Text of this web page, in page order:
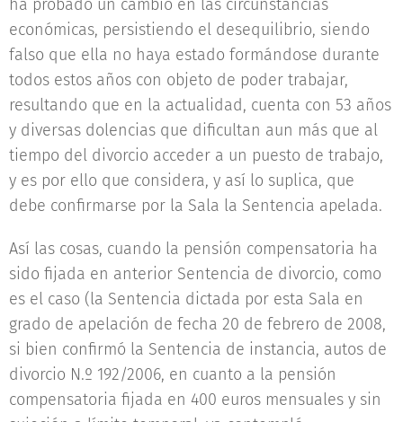
ha probado un cambio en las circunstancias
económicas, persistiendo el desequilibrio, siendo
falso que ella no haya estado formándose durante
todos estos años con objeto de poder trabajar,
resultando que en la actualidad, cuenta con 53 años
y diversas dolencias que dificultan aun más que al
tiempo del divorcio acceder a un puesto de trabajo,
y es por ello que considera, y así lo suplica, que
debe confirmarse por la Sala la Sentencia apelada.
Así las cosas, cuando la pensión compensatoria ha
sido fijada en anterior Sentencia de divorcio, como
es el caso (la Sentencia dictada por esta Sala en
grado de apelación de fecha 20 de febrero de 2008,
si bien confirmó la Sentencia de instancia, autos de
divorcio N.º 192/2006, en cuanto a la pensión
compensatoria fijada en 400 euros mensuales y sin